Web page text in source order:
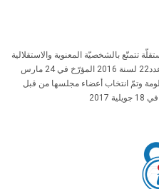
تتمتّع بالشخصيّة المعنوية والاستقلالية
المالية أحدثت بموجب القانون الأساسي عدد22 لسنة 2016 المؤرّخ في 24 مارس
وتمّ انتخاب أعضاء مجلسها من قبل